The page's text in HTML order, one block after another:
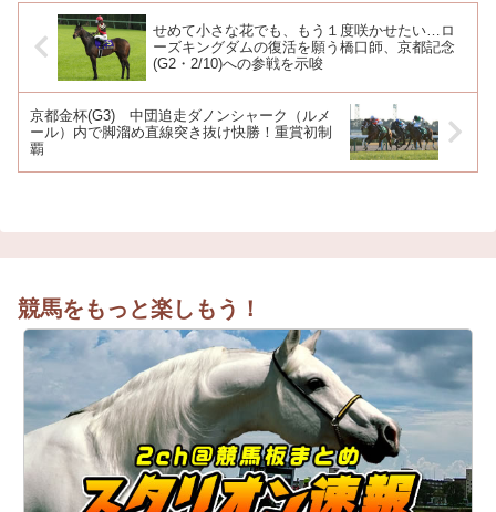
せめて小さな花でも、もう１度咲かせたい…ロ
ーズキングダムの復活を願う橋口師、京都記念
(G2・2/10)への参戦を示唆
京都金杯(G3) 中団追走ダノンシャーク（ルメ
ール）内で脚溜め直線突き抜け快勝！重賞初制
覇
競馬をもっと楽しもう！